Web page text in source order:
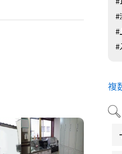
#
#
#
複